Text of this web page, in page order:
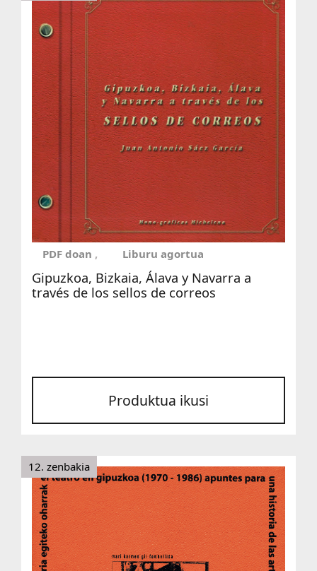
PDF doan Liburu agortua
Gipuzkoa, Bizkaia, Álava y Navarra a
través de los sellos de correos
Produktua ikusi
12. zenbakia